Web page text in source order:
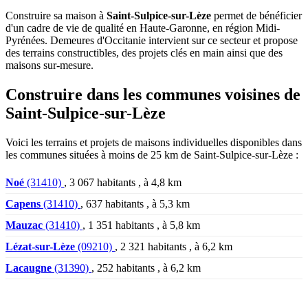
Construire sa maison à Saint-Sulpice-sur-Lèze permet de bénéficier
d'un cadre de vie de qualité en Haute-Garonne, en région Midi-
Pyrénées. Demeures d'Occitanie intervient sur ce secteur et propose
des terrains constructibles, des projets clés en main ainsi que des
maisons sur-mesure.
Construire dans les communes voisines de
Saint-Sulpice-sur-Lèze
Voici les terrains et projets de maisons individuelles disponibles dans
les communes situées à moins de 25 km de Saint-Sulpice-sur-Lèze :
Noé (31410) , 3 067 habitants , à 4,8 km
Capens (31410) , 637 habitants , à 5,3 km
Mauzac (31410) , 1 351 habitants , à 5,8 km
Lézat-sur-Lèze (09210) , 2 321 habitants , à 6,2 km
Lacaugne (31390) , 252 habitants , à 6,2 km